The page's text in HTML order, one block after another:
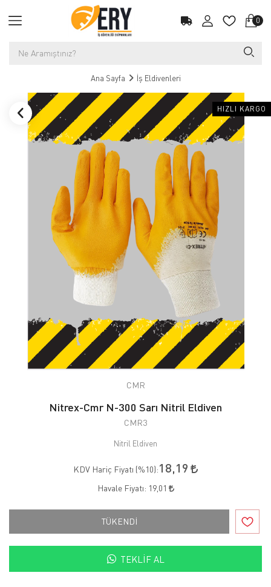
0
Ana Sayfa İş Eldivenleri
HIZLI KARGO
CMR
Nitrex-Cmr N-300 Sarı Nitril Eldiven
CMR3
Nitril Eldiven
KDV Hariç Fiyatı (%10):18,19
Havale Fiyatı: 19,01
TÜKENDİ
TEKLIF AL